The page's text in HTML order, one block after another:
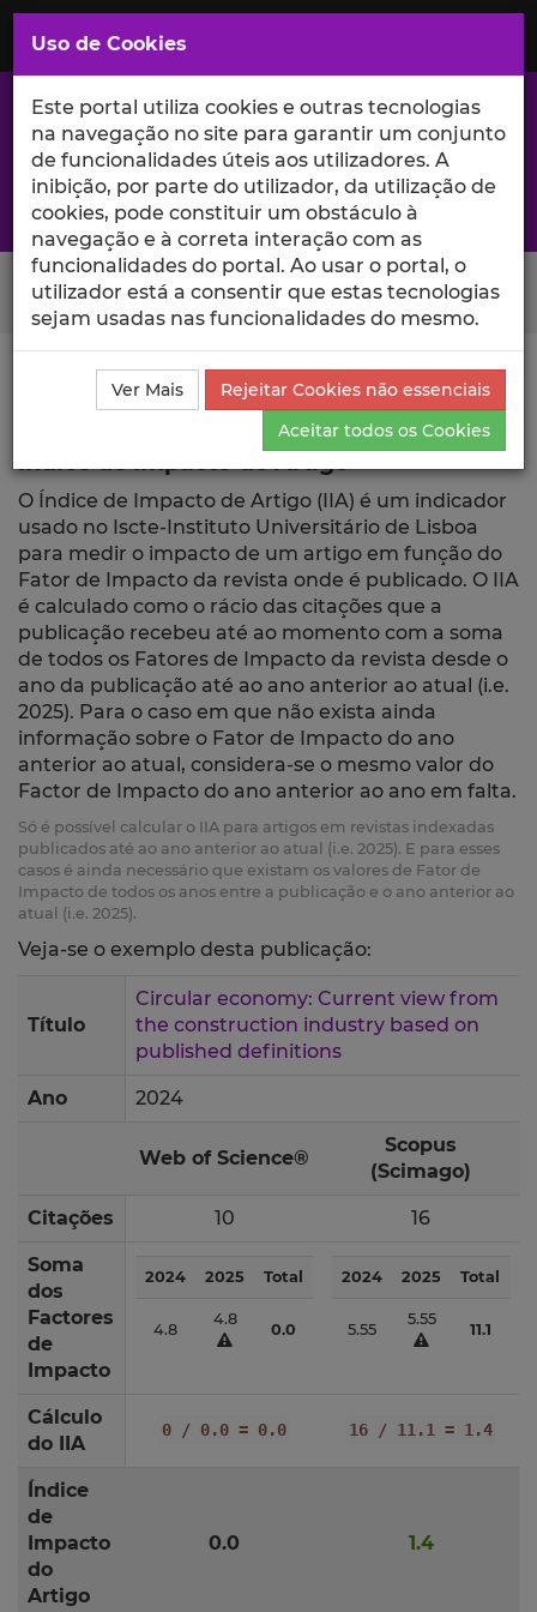
Saltar
para
Conteúdo
Principal
A excelência da investigação e ciência no Iscte
Search Button
Ciência_Iscte Publicações
Índice de Impacto de
O Índice de Impacto de Artigo (IIA) é um indicador
usado no Iscte-Instituto Universitário de Lisboa
para medir o impacto de um artigo em função do
Fator de Impacto da revista onde é publicado. O IIA
é calculado como o rácio das citações que a
publicação recebeu até ao momento com a soma
de todos os Fatores de Impacto da revista desde o
ano da publicação até ao ano anterior ao atual (i.e.
2025). Para o caso em que não exista ainda
informação sobre o Fator de Impacto do ano
anterior ao atual, considera-se o mesmo valor do
Factor de Impacto do ano anterior ao ano em falta.
Só é possível calcular o IIA para artigos em revistas indexadas
publicados até ao ano anterior ao atual (i.e. 2025). E para esses
casos é ainda necessário que existam os valores de Fator de
Impacto de todos os anos entre a publicação e o ano anterior ao
atual (i.e. 2025).
Veja-se o exemplo desta publicação:
Título
Circular economy: Current view from
the construction industry based on
published definitions
Ano 2024
Web of Science®
Scopus
(Scimago)
Citações 10 16
Soma
dos
Factores
de
Impacto
2024 2025 Total
4.8
4.8
0.0
2024 2025 Total
5.55
5.55
11.1
Cálculo
do IIA
0 / 0.0 = 0.0 16 / 11.1 = 1.4
Índice
de
Impacto
do
Artigo
0.0 1.4
Uso de Cookies
Este portal utiliza cookies e outras tecnologias
na navegação no site para garantir um conjunto
de funcionalidades úteis aos utilizadores. A
inibição, por parte do utilizador, da utilização de
cookies, pode constituir um obstáculo à
navegação e à correta interação com as
funcionalidades do portal. Ao usar o portal, o
utilizador está a consentir que estas tecnologias
sejam usadas nas funcionalidades do mesmo.
Ver Mais
Rejeitar Cookies não essenciais
Aceitar todos os Cookies